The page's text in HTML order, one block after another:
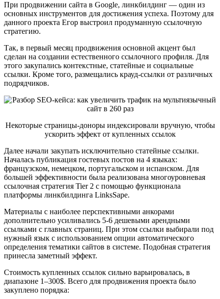
При продвижении сайта в Google, линкбилдинг — один из
основных инструментов для достижения успеха. Поэтому для
данного проекта Егор выстроил продуманную ссылочную
стратегию.
Так, в первый месяц продвижения основной акцент был
сделан на создании естественного ссылочного профиля. Для
этого закупались контекстные, статейные и социальные
ссылки. Кроме того, размещались крауд-ссылки от различных
подрядчиков.
Некоторые страницы-доноры индексировали вручную, чтобы
ускорить эффект от купленных ссылок
Далее начали закупать исключительно статейные ссылки.
Началась публикация гостевых постов на 4 языках:
французском, немецком, португальском и испанском. Для
большей эффективности была реализована многоуровневая
ссылочная стратегия Tier 2 с помощью функционала
платформы линкбилдинга LinksSape.
Материалы с наиболее перспективными анкорами
дополнительно усиливались 5-6 дешевыми арендными
ссылками с главных страниц. При этом ссылки выбирали под
нужный язык с использованием опции автоматического
определения тематики сайтов в системе. Подобная стратегия
принесла заметный эффект.
Стоимость купленных ссылок сильно варьировалась, в
диапазоне 1–300$. Всего для продвижения проекта было
закуплено порядка: